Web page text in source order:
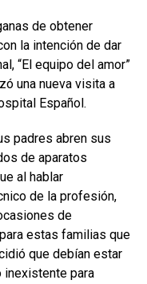
de obtener
la intención de dar
“El equipo del amor”
una nueva visita a
Español.
padres abren sus
de aparatos
al hablar
de la profesión,
de
estas familias que
que debían estar
inexistente para